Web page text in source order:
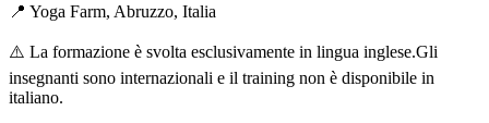
📍 Yoga Farm, Abruzzo, Italia
⚠️ La formazione è svolta esclusivamente in lingua inglese.Gli
insegnanti sono internazionali e il training non è disponibile in
italiano.